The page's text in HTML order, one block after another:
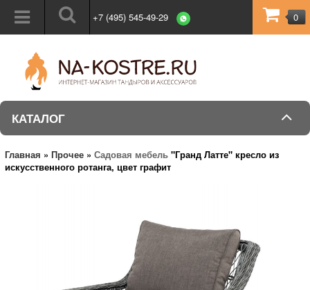
+7 (495) 545-49-29 0
КАТАЛОГ
Главная » Прочее » Садовая мебель "Гранд Латте" кресло из
искусственного ротанга, цвет графит